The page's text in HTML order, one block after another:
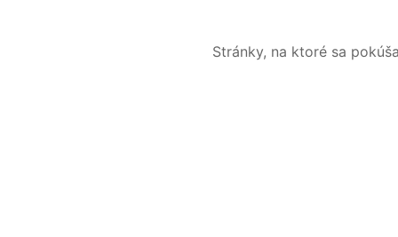
Stránky, na ktoré sa